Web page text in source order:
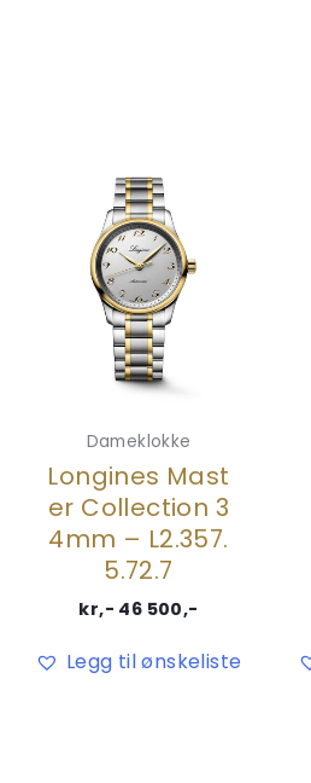
Dameklokke
Longines Mast
er Collection 3
4mm – L2.357.
5.72.7
kr,- 46 500,-
Legg til ønskeliste